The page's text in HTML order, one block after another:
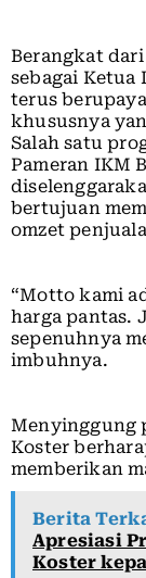
Berangkat
sebagai Ketua
terus
khususnya
Salah satu
Pameran IKM
bertujuan
omzet
“Motto kami
harga pantas.
sepenuhnya
imbuhnya.
Menyinggung
Koster
memberikan
Berita
Apresiasi
Koster